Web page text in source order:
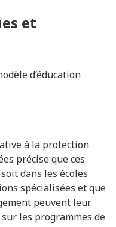
et
d’éducation
à la protection
précise que ces
dans les écoles
spécialisées et que
peuvent leur
sur les programmes de